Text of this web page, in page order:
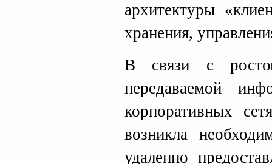
архитектуры
хранения,
В связи с
передаваемой
корпоративных
возникла
удаленно